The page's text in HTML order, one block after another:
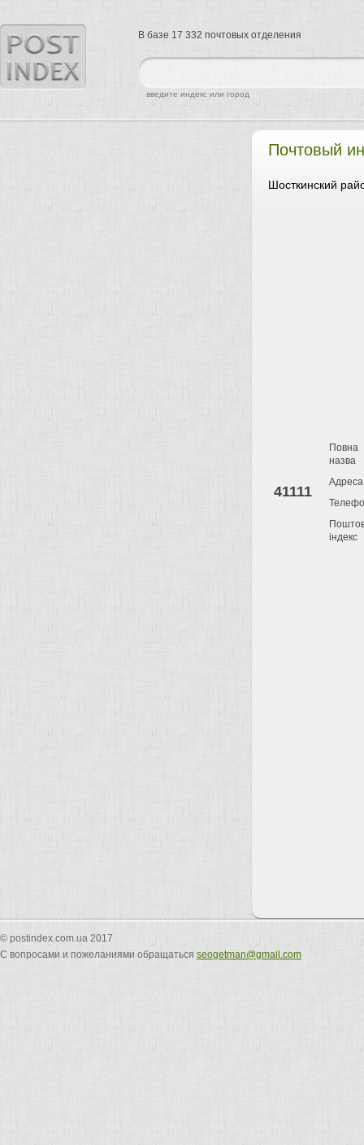
Почтовый
Шосткинский
41111
Повна
назва
Адреса
індекс
найти
введите индекс или город
В базе 17 332 почтовых отделения
© postindex.com.ua 2017
С вопросами и пожеланиями обращаться seogetman@gmail.com